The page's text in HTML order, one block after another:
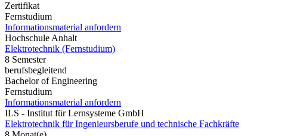
Zertifikat
Fernstudium
Informationsmaterial anfordern
Hochschule Anhalt
Elektrotechnik (Fernstudium)
8 Semester
berufsbegleitend
Bachelor of Engineering
Fernstudium
Informationsmaterial anfordern
ILS - Institut für Lernsysteme GmbH
Elektrotechnik für Ingenieursberufe und technische Fachkräfte